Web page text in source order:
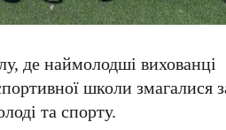
де наймолодші вихованці
школизмагалися
та спорту.